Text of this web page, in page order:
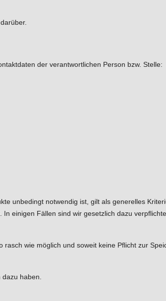
der verantwortlichen Person bzw. Stelle:
unbedingt notwendig ist, gilt als generelles
einigen Fällen sind wir gesetzlich dazu
wie möglich und soweit keine Pflicht zur
haben.